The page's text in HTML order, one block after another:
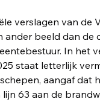
verslagen van de
ander beeld dan de
In het
staat letterlijk
aangaf dat
63 aan de